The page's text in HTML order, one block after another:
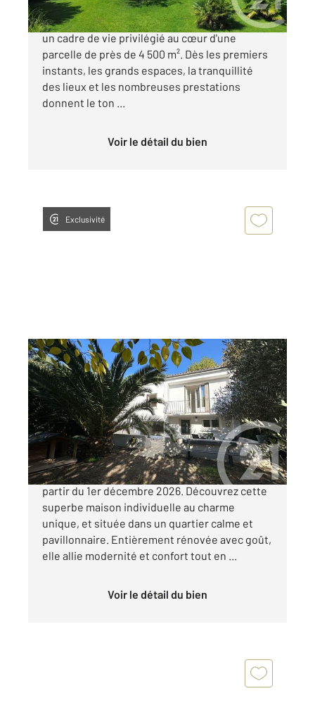
CAVAILLON - Au calme, cette propriété offre
un cadre de vie privilégié au cœur d'une
parcelle de près de 4 500 m². Dès les premiers
instants, les grands espaces, la tranquillité
des lieux et les nombreuses prestations
donnent le ton ...
Voir le détail du bien
Exclusivité
CAVAILLON 84
105 m2, 5 pièces
Ref : 3214
Maison à vendre
280 000 €
CAVAILLON - La maison est louée et libre à
partir du 1er décembre 2026. Découvrez cette
superbe maison individuelle au charme
unique, et située dans un quartier calme et
pavillonnaire. Entièrement rénovée avec goût,
elle allie modernité et confort tout en ...
Voir le détail du bien